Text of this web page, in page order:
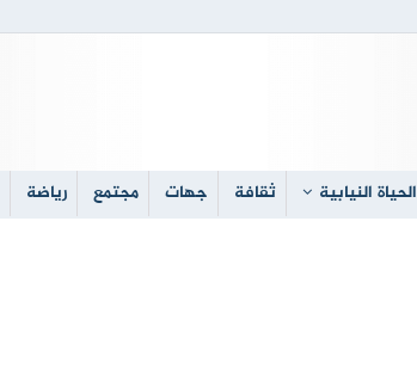
الحياة النيابية ثقافة جهات مجتمع رياضة